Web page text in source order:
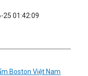
25 01:42:09
Boston Việt Nam